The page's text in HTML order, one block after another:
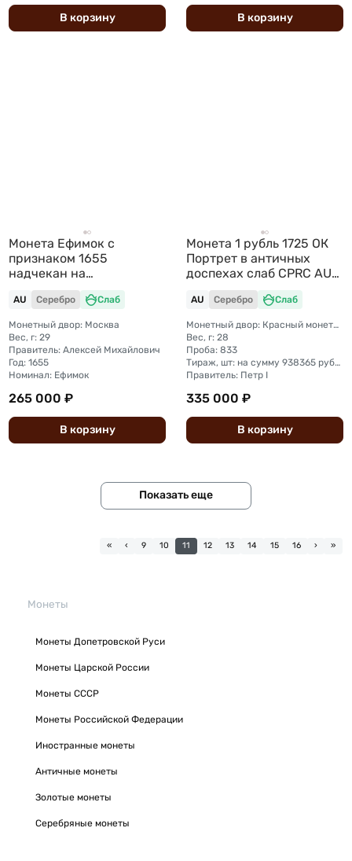
Монеты
Монеты Допетровской Руси
Монеты Царской России
Монеты СССР
Монеты Российской Федерации
Иностранные монеты
Античные монеты
Золотые монеты
Серебряные монеты
В корзину В корзину
Монета Ефимок с
признаком 1655
надчекан на
Рейксдальдере 1622
Фрисландии Алексей
Михайлович
AU Серебро Слаб
Монетный двор: Москва
Вес, г: 29
Правитель: Алексей Михайлович
Год: 1655
Номинал: Ефимок
265 000 ₽
В корзину
Монета 1 рубль 1725 ОК
Портрет в античных
доспехах слаб CPRC AU
AU Серебро Слаб
Монетный двор: Красный монетный двор (Москва)
Вес, г: 28
Проба: 833
Тираж, шт: на сумму 938365 рубля (рубль + полтина)
Правитель: Петр I
335 000 ₽
В корзину
Показать еще
« ‹ 9 10 11 12 13 14 15 16 › »